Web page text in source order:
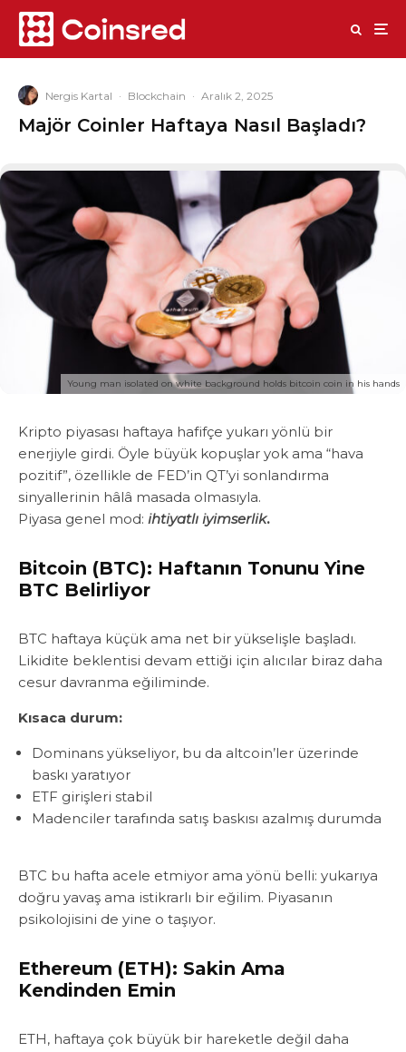
Nergis Kartal · Blockchain · Aralık 2, 2025
Majör Coinler Haftaya Nasıl Başladı?
Young man isolated on white background holds bitcoin coin in his hands
Kripto piyasası haftaya hafifçe yukarı yönlü bir
enerjiyle girdi. Öyle büyük kopuşlar yok ama “hava
pozitif”, özellikle de FED’in QT’yi sonlandırma
sinyallerinin hâlâ masada olmasıyla.
Piyasa genel mod: ihtiyatlı iyimserlik.
Bitcoin (BTC): Haftanın Tonunu Yine
BTC Belirliyor
BTC haftaya küçük ama net bir yükselişle başladı.
Likidite beklentisi devam ettiği için alıcılar biraz daha
cesur davranma eğiliminde.
Kısaca durum:
Dominans yükseliyor, bu da altcoin’ler üzerinde
baskı yaratıyor
ETF girişleri stabil
Madenciler tarafında satış baskısı azalmış durumda
BTC bu hafta acele etmiyor ama yönü belli: yukarıya
doğru yavaş ama istikrarlı bir eğilim. Piyasanın
psikolojisini de yine o taşıyor.
Ethereum (ETH): Sakin Ama
Kendinden Emin
ETH, haftaya çok büyük bir hareketle değil daha